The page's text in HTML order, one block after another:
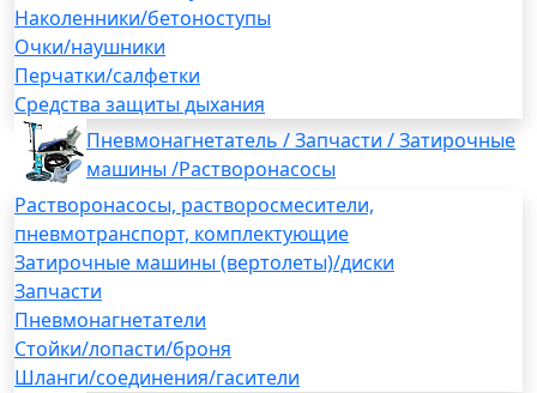
Наколенники/бетоноступы
Очки/наушники
Перчатки/салфетки
Средства защиты дыхания
Пневмонагнетатель / Запчасти / Затирочные
машины /Растворонасосы
Растворонасосы, растворосмесители,
пневмотранспорт, комплектующие
Затирочные машины (вертолеты)/диски
Запчасти
Пневмонагнетатели
Стойки/лопасти/броня
Шланги/соединения/гасители